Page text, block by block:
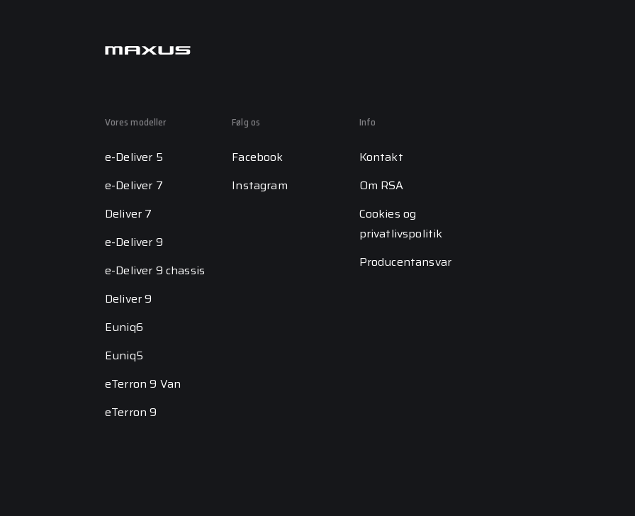
Vores modeller
e-Deliver 5
e-Deliver 7
Deliver 7
e-Deliver 9
e-Deliver 9 chassis
Deliver 9
Euniq6
Euniq5
eTerron 9 Van
eTerron 9
Følg os
Facebook
Instagram
Info
Kontakt
Om RSA
Cookies og
privatlivspolitik
Producentansvar